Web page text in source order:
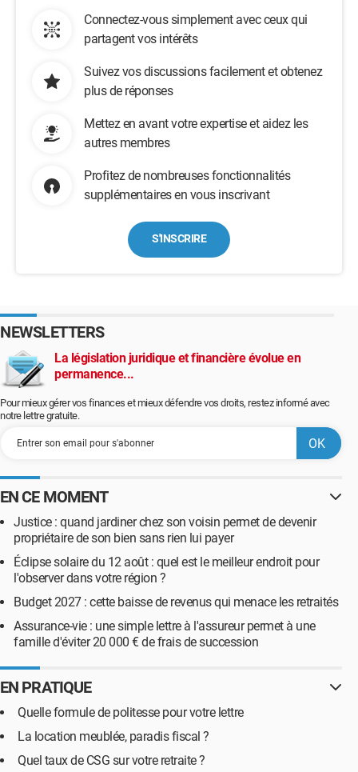
Connectez-vous simplement avec ceux qui
partagent vos intérêts
Suivez vos discussions facilement et obtenez
plus de réponses
Mettez en avant votre expertise et aidez les
autres membres
Profitez de nombreuses fonctionnalités
supplémentaires en vous inscrivant
S'INSCRIRE
NEWSLETTERS
La législation juridique et financière évolue en
permanence...
Pour mieux gérer vos finances et mieux défendre vos droits, restez informé avec
notre lettre gratuite.
EN CE MOMENT
Justice : quand jardiner chez son voisin permet de devenir
propriétaire de son bien sans rien lui payer
Éclipse solaire du 12 août : quel est le meilleur endroit pour
l'observer dans votre région ?
Budget 2027 : cette baisse de revenus qui menace les retraités
Assurance-vie : une simple lettre à l'assureur permet à une
famille d'éviter 20 000 € de frais de succession
EN PRATIQUE
Quelle formule de politesse pour votre lettre
La location meublée, paradis fiscal ?
Quel taux de CSG sur votre retraite ?